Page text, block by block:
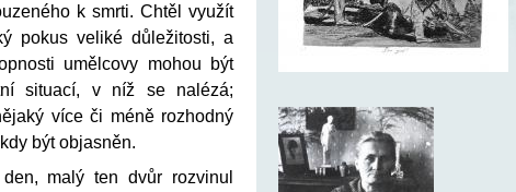
k smrti. Chtěl využít
pokus veliké důležitosti, a
umělcovy mohou být
situací, v níž se nalézá;
více či méně rozhodný
být objasněn.
malý ten dvůr rozvinul